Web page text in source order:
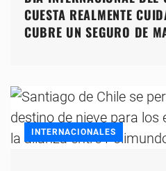
CUESTA REALMENTE
CUBRE UN SEGURO DE
INTERNACIONALES